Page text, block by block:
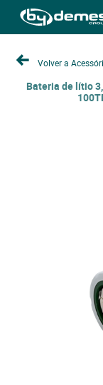
Volver a
Bateria de lítio